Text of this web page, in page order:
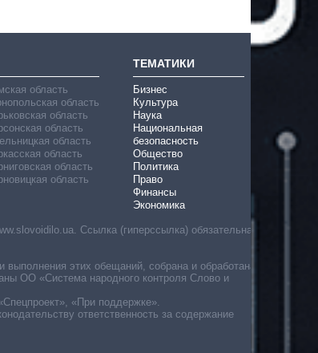
область
область
область
область
область
область
область
область
ТЕМАТИКИ
Бизнес
Культура
Наука
Национальная
безопасность
Общество
Политика
Право
Финансы
Экономика
Ссылка (гиперссылка) обязательна
этих обещаний, собрана и обработана
ОО «Система народного контроля Слово и
«При поддержке».
ответственность за содержание